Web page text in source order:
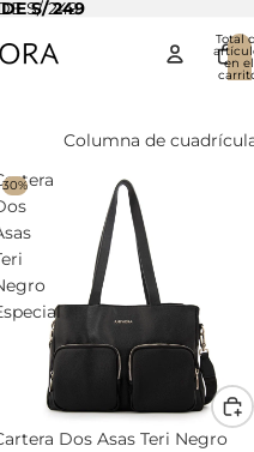
S/ 249
S/ 249
Total
en el
Columna de
30%
Dos Asas Teri Negro